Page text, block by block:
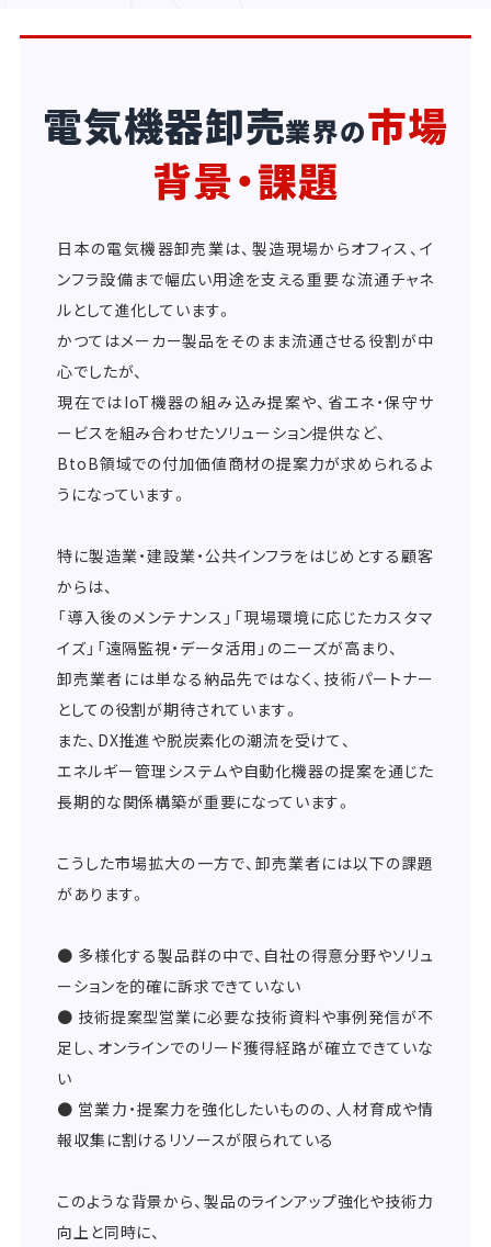
電気機器卸売業界の市場
背景・課題
日本の電気機器卸売業は、製造現場からオフィス、イ
ンフラ設備まで幅広い用途を支える重要な流通チャネ
ルとして進化しています。
かつてはメーカー製品をそのまま流通させる役割が中
心でしたが、
現在ではIoT機器の組み込み提案や、省エネ・保守サ
ービスを組み合わせたソリューション提供など、
BtoB領域での付加価値商材の提案力が求められるよ
うになっています。
特に製造業・建設業・公共インフラをはじめとする顧客
からは、
「導入後のメンテナンス」「現場環境に応じたカスタマ
イズ」「遠隔監視・データ活用」のニーズが高まり、
卸売業者には単なる納品先ではなく、技術パートナー
としての役割が期待されています。
また、DX推進や脱炭素化の潮流を受けて、
エネルギー管理システムや自動化機器の提案を通じた
長期的な関係構築が重要になっています。
こうした市場拡大の一方で、卸売業者には以下の課題
があります。
● 多様化する製品群の中で、自社の得意分野やソリュ
ーションを的確に訴求できていない
● 技術提案型営業に必要な技術資料や事例発信が不
足し、オンラインでのリード獲得経路が確立できていな
い
● 営業力・提案力を強化したいものの、人材育成や情
報収集に割けるリソースが限られている
このような背景から、製品のラインアップ強化や技術力
向上と同時に、